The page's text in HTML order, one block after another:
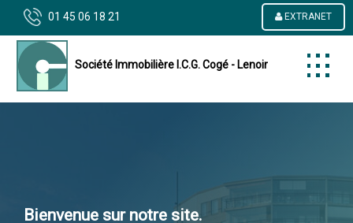
01 45 06 18 21 EXTRANET
Société Immobilière I.C.G. Cogé - Lenoir
Bienvenue sur notre site.